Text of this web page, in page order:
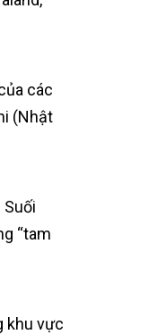
các
(Nhật
“tam
khu vực